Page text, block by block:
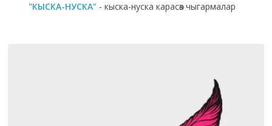
"КЫСКА-НУСКА" - кыска-нуска карасөз чыгармалар